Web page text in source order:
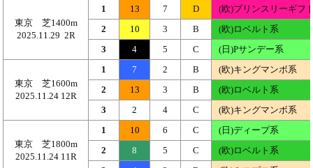
東京 芝1400m
2025.11.29 2R
1 13 7 D (欧)プリンスリーギフ
2 10 3 B (欧)ロベルト系
3 4 5 C (日)Pサンデー系
東京 芝1600m
2025.11.24 12R
1 7 2 B (欧)キングマンボ系
2 13 3 B (欧)ロベルト系
3 2 4 C (欧)キングマンボ系
東京 芝1800m
2025.11.24 11R
1 10 6 C (日)ディープ系
2 8 5 C (欧)ロベルト系